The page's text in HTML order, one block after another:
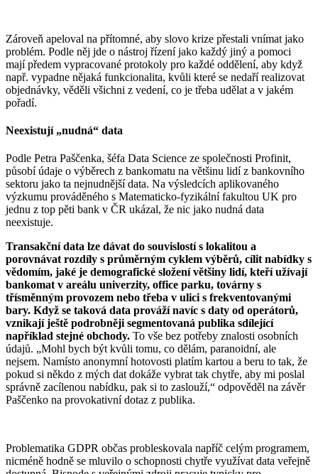
Zároveň apeloval na přítomné, aby slovo krize přestali vnímat jako
problém. Podle něj jde o nástroj řízení jako každý jiný a pomoci
mají předem vypracované protokoly pro každé oddělení, aby když
např. vypadne nějaká funkcionalita, kvůli které se nedaří realizovat
objednávky, věděli všichni z vedení, co je třeba udělat a v jakém
pořadí.
Neexistují „nudná“ data
Podle Petra Paščenka, šéfa Data Science ze společnosti Profinit,
působí údaje o výběrech z bankomatu na většinu lidí z bankovního
sektoru jako ta nejnudnější data. Na výsledcích aplikovaného
výzkumu prováděného s Matematicko-fyzikální fakultou UK pro
jednu z top pěti bank v ČR ukázal, že nic jako nudná data
neexistuje.
Transakční data lze dávat do souvislostí s lokalitou a
porovnávat rozdíly s průměrným cyklem výběrů, cílit nabídky s
vědomím, jaké je demografické složení většiny lidí, kteří užívají
bankomat v areálu univerzity, office parku, továrny s
třísměnným provozem nebo třeba v ulici s frekventovanými
bary. Když se taková data prováží navíc s daty od operátorů,
vznikají ještě podrobněji segmentovaná publika sdílející
například stejné obchody. To vše bez potřeby znalosti osobních
údajů. „Mohl bych být kvůli tomu, co dělám, paranoidní, ale
nejsem. Namísto anonymní hotovosti platím kartou a beru to tak, že
pokud si někdo z mých dat dokáže vybrat tak chytře, aby mi poslal
správně zacílenou nabídku, pak si to zaslouží,“ odpověděl na závěr
Paščenko na provokativní dotaz z publika.
Problematika GDPR občas probleskovala napříč celým programem,
nicméně hodně se mluvilo o schopnosti chytře využívat data veřejně